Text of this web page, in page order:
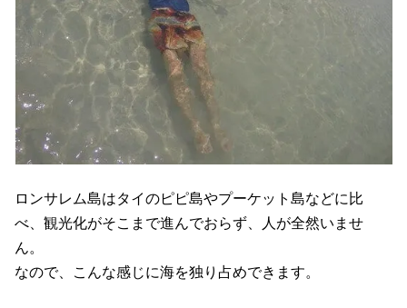
ロンサレム島はタイのピピ島やプーケット島などに比
べ、観光化がそこまで進んでおらず、人が全然いませ
ん。
なので、こんな感じに海を独り占めできます。